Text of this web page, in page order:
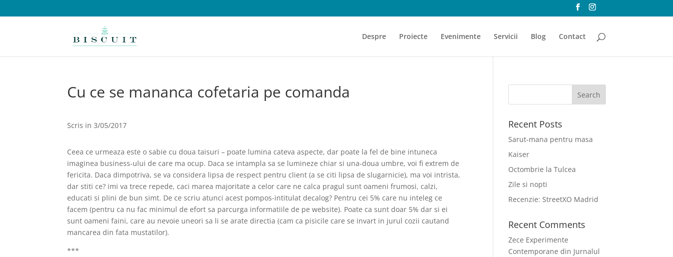
Despre Proiecte Evenimente Servicii Blog Contact
Cu ce se mananca cofetaria pe comanda
Scris in 3/05/2017
Ceea ce urmeaza este o sabie cu doua taisuri – poate lumina cateva aspecte, dar poate la fel de bine intuneca
imaginea business-ului de care ma ocup. Daca se intampla sa se lumineze chiar si una-doua umbre, voi fi extrem de
fericita. Daca dimpotriva, se va considera lipsa de respect pentru client (a se citi lipsa de slugarnicie), ma voi intrista,
dar stiti ce? imi va trece repede, caci marea majoritate a celor care ne calca pragul sunt oameni frumosi, calzi,
educati si plini de bun simt. De ce scriu atunci acest pompos-intitulat decalog? Pentru cei 5% care nu inteleg ce
facem (pentru ca nu fac minimul de efort sa parcurga informatiile de pe website). Poate ca sunt doar 5% dar si ei
sunt oameni faini, care au nevoie uneori sa li se arate directia (cam ca pisicile care se invart in jurul cozii cautand
mancarea din fata mustatilor).
***
Recent Posts
Sarut-mana pentru masa
Kaiser
Octombrie la Tulcea
Zile si nopti
Recenzie: StreetXO Madrid
Recent Comments
Zece Experimente
Contemporane din Jurnalul